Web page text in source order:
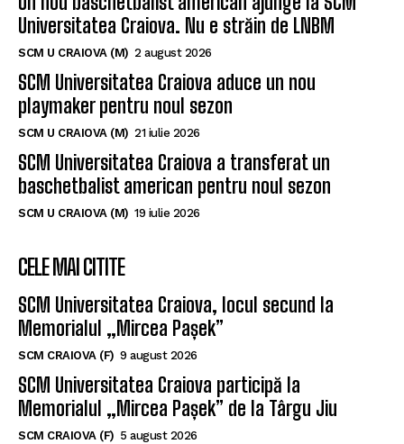
Universitatea Craiova. Nu e străin de LNBM
SCM U CRAIOVA (M) 2 august 2026
SCM Universitatea Craiova aduce un nou
playmaker pentru noul sezon
SCM U CRAIOVA (M) 21 iulie 2026
SCM Universitatea Craiova a transferat un
baschetbalist american pentru noul sezon
SCM U CRAIOVA (M) 19 iulie 2026
CELE MAI CITITE
SCM Universitatea Craiova, locul secund la
Memorialul „Mircea Pașek”
SCM CRAIOVA (F) 9 august 2026
SCM Universitatea Craiova participă la
Memorialul „Mircea Pașek” de la Târgu Jiu
SCM CRAIOVA (F) 5 august 2026